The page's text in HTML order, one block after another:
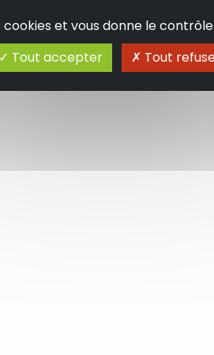
cookies et vous donne le
Tout accepter
Tout